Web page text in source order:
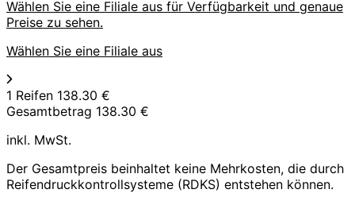
Wählen Sie eine Filiale aus für Verfügbarkeit und genaue
Preise zu sehen.
Wählen Sie eine Filiale aus
1 Reifen 138.30 €
Gesamtbetrag 138.30 €
inkl. MwSt.
Der Gesamtpreis beinhaltet keine Mehrkosten, die durch
Reifendruckkontrollsysteme (RDKS) entstehen können.